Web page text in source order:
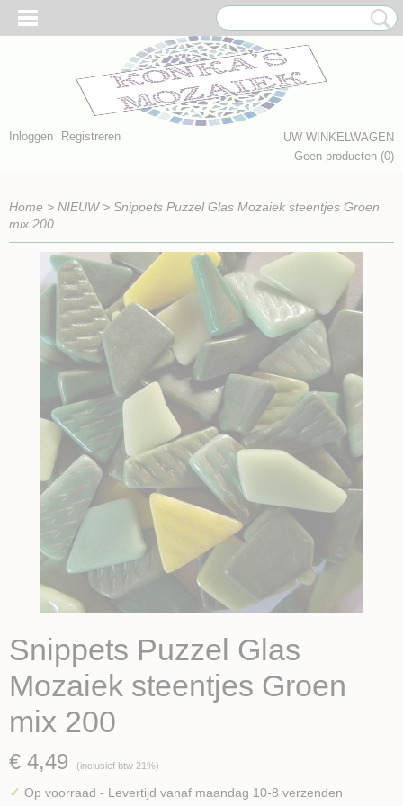
Inloggen Registreren
UW WINKELWAGEN
Geen producten (0)
Home > NIEUW> Snippets Puzzel Glas Mozaiek steentjes Groen
mix 200
Snippets Puzzel Glas
Mozaiek steentjes Groen
mix 200
€ 4,49 (inclusief btw 21%)
✓ Op voorraad - Levertijd vanaf maandag 10-8 verzenden